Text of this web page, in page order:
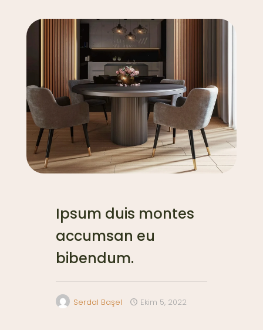
Ipsum duis montes
accumsan eu
bibendum.
Serdal Başel Ekim 5, 2022